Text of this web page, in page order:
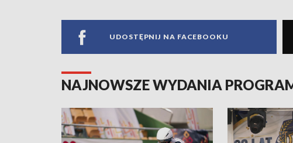
UDOSTĘPNIJ NA FACEBOOKU
NAJNOWSZE WYDANIA